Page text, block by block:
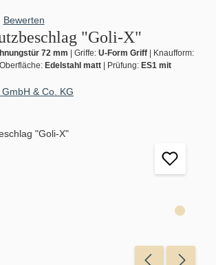
von 0 von 5 Sternen
Bewerten
"Goli-X"
72 mm | Griffe: U-Form Griff | Knaufform:
Oberfläche: Edelstahl matt | Prüfung: ES1 mit
& Co. KG